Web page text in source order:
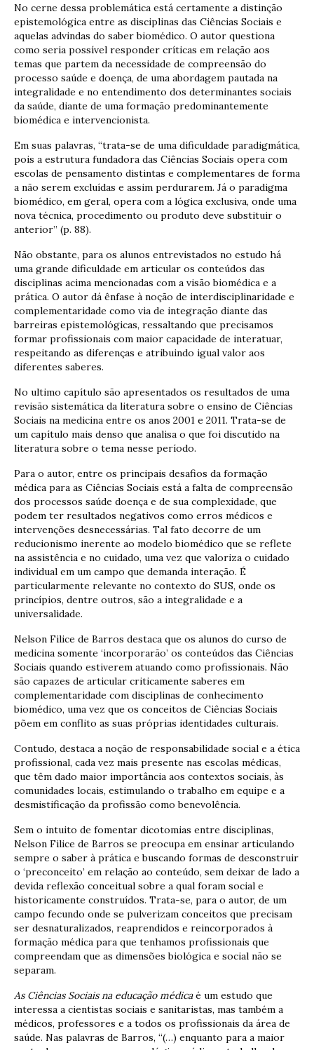
No cerne dessa problemática está certamente a distinção
epistemológica entre as disciplinas das Ciências Sociais e
aquelas advindas do saber biomédico. O autor questiona
como seria possível responder críticas em relação aos
temas que partem da necessidade de compreensão do
processo saúde e doença, de uma abordagem pautada na
integralidade e no entendimento dos determinantes sociais
da saúde, diante de uma formação predominantemente
biomédica e intervencionista.
Em suas palavras, “trata-se de uma dificuldade paradigmática,
pois a estrutura fundadora das Ciências Sociais opera com
escolas de pensamento distintas e complementares de forma
a não serem excluídas e assim perdurarem. Já o paradigma
biomédico, em geral, opera com a lógica exclusiva, onde uma
nova técnica, procedimento ou produto deve substituir o
anterior” (p. 88).
Não obstante, para os alunos entrevistados no estudo há
uma grande dificuldade em articular os conteúdos das
disciplinas acima mencionadas com a visão biomédica e a
prática. O autor dá ênfase à noção de interdisciplinaridade e
complementaridade como via de integração diante das
barreiras epistemológicas, ressaltando que precisamos
formar profissionais com maior capacidade de interatuar,
respeitando as diferenças e atribuindo igual valor aos
diferentes saberes.
No ultimo capítulo são apresentados os resultados de uma
revisão sistemática da literatura sobre o ensino de Ciências
Sociais na medicina entre os anos 2001 e 2011. Trata-se de
um capítulo mais denso que analisa o que foi discutido na
literatura sobre o tema nesse período.
Para o autor, entre os principais desafios da formação
médica para as Ciências Sociais está a falta de compreensão
dos processos saúde doença e de sua complexidade, que
podem ter resultados negativos como erros médicos e
intervenções desnecessárias. Tal fato decorre de um
reducionismo inerente ao modelo biomédico que se reflete
na assistência e no cuidado, uma vez que valoriza o cuidado
individual em um campo que demanda interação. É
particularmente relevante no contexto do SUS, onde os
princípios, dentre outros, são a integralidade e a
universalidade.
Nelson Filice de Barros destaca que os alunos do curso de
medicina somente ‘incorporarão’ os conteúdos das Ciências
Sociais quando estiverem atuando como profissionais. Não
são capazes de articular criticamente saberes em
complementaridade com disciplinas de conhecimento
biomédico, uma vez que os conceitos de Ciências Sociais
põem em conflito as suas próprias identidades culturais.
Contudo, destaca a noção de responsabilidade social e a ética
profissional, cada vez mais presente nas escolas médicas,
que têm dado maior importância aos contextos sociais, às
comunidades locais, estimulando o trabalho em equipe e a
desmistificação da profissão como benevolência.
Sem o intuito de fomentar dicotomias entre disciplinas,
Nelson Filice de Barros se preocupa em ensinar articulando
sempre o saber à prática e buscando formas de desconstruir
o ‘preconceito’ em relação ao conteúdo, sem deixar de lado a
devida reflexão conceitual sobre a qual foram social e
historicamente construídos. Trata-se, para o autor, de um
campo fecundo onde se pulverizam conceitos que precisam
ser desnaturalizados, reaprendidos e reincorporados à
formação médica para que tenhamos profissionais que
compreendam que as dimensões biológica e social não se
separam.
As Ciências Sociais na educação médicaé um estudo que
interessa a cientistas sociais e sanitaristas, mas também a
médicos, professores e a todos os profissionais da área de
saúde. Nas palavras de Barros, “(…) enquanto para a maior